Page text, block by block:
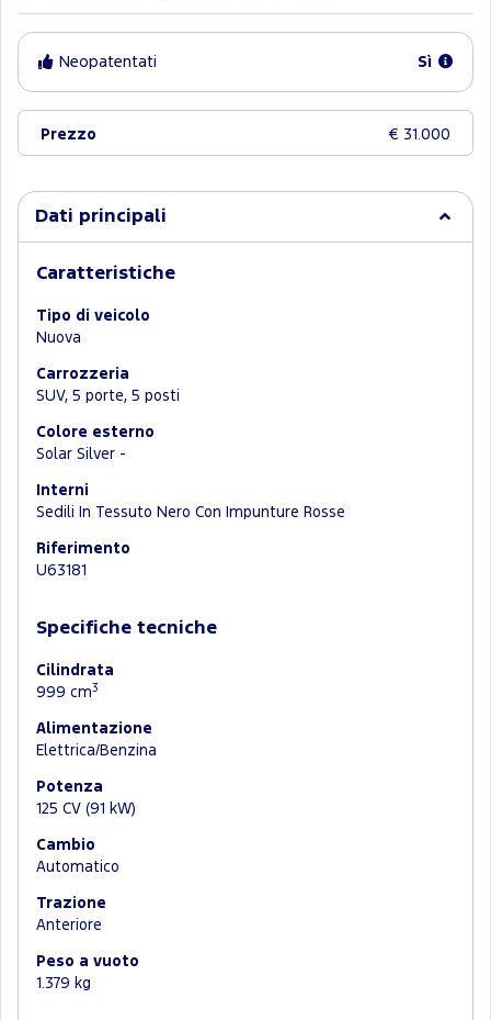
Neopatentati Sì
Prezzo € 31.000
Dati principali
Caratteristiche
Tipo di veicolo
Nuova
Carrozzeria
SUV, 5 porte, 5 posti
Colore esterno
Solar Silver -
Interni
Sedili In Tessuto Nero Con Impunture Rosse
Riferimento
U63181
Specifiche tecniche
Cilindrata
999 cm3
Alimentazione
Elettrica/Benzina
Potenza
125 CV (91 kW)
Cambio
Automatico
Trazione
Anteriore
Peso a vuoto
1.379 kg